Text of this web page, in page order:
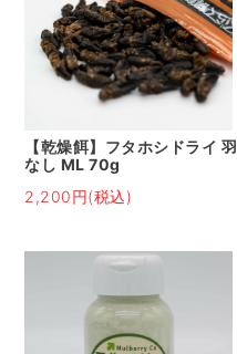
【乾燥餌】フタホシドライ 羽
なし ML 70g
2,200円(税込)